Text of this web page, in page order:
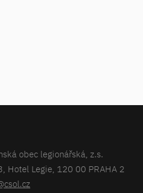
obec legionářská, z.s.
Hotel Legie, 120 00 PRAHA 2